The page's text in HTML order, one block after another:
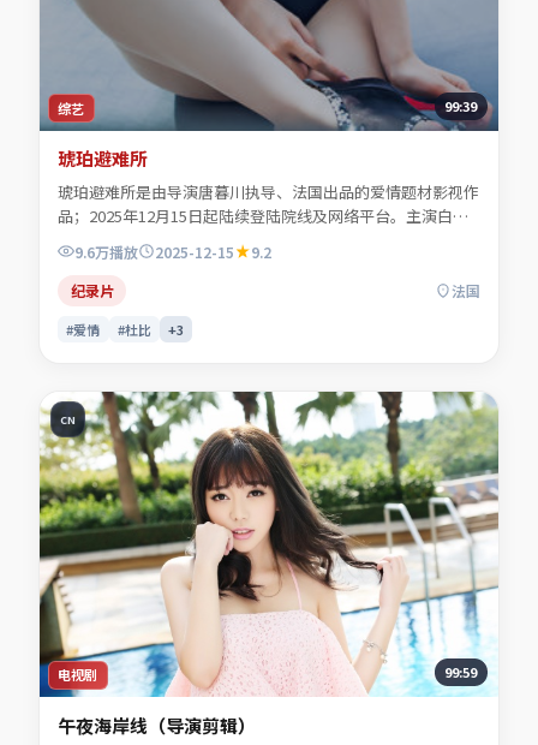
综艺 99:39
琥珀避难所
琥珀避难所是由导演唐暮川执导、法国出品的爱情题材影视作
品；2025年12月15日起陆续登陆院线及网络平台。主演白清
让、顾照临、贺叙白、程见微等共同诠释一段充满转折的人物
命运。色彩与配乐共同烘托年代氛围，细节经得起反复推敲。
可在本站免费高清在线观看完整剧情与主创访谈摘要。
9.6万播放 2025-12-15
9.2
纪录片
法国
#爱情 #杜比 +3
电视剧
CN
99:59
午夜海岸线（导演剪辑）